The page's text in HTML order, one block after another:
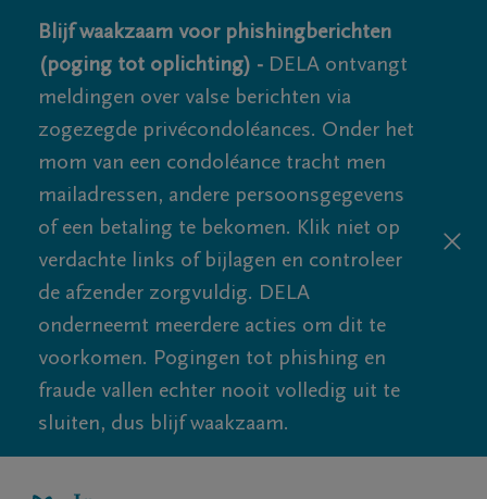
Blijf waakzaam voor phishingberichten
(poging tot oplichting) - DELA ontvangt
meldingen over valse berichten via
zogezegde privécondoléances. Onder het
mom van een condoléance tracht men
mailadressen, andere persoonsgegevens
of een betaling te bekomen. Klik niet op
verdachte links of bijlagen en controleer
de afzender zorgvuldig. DELA
onderneemt meerdere acties om dit te
voorkomen. Pogingen tot phishing en
fraude vallen echter nooit volledig uit te
sluiten, dus blijf waakzaam.